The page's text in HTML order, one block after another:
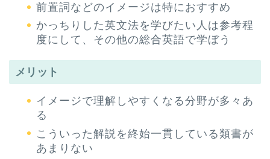
前置詞などのイメージは特におすすめ
かっちりした英文法を学びたい人は参考程
度にして、その他の総合英語で学ぼう
メリット
イメージで理解しやすくなる分野が多々あ
る
こういった解説を終始一貫している類書が
あまりない